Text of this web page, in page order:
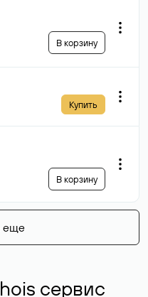
В корзину
Купить
В корзину
еще
сервис